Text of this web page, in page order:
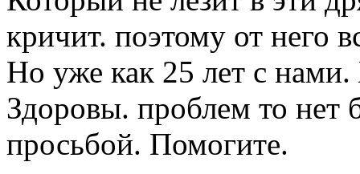
кричит. поэтому от него
Но уже как 25 лет с
Здоровы. проблем то
просьбой. Помогите.